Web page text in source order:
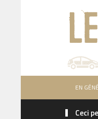
EN
Ceci